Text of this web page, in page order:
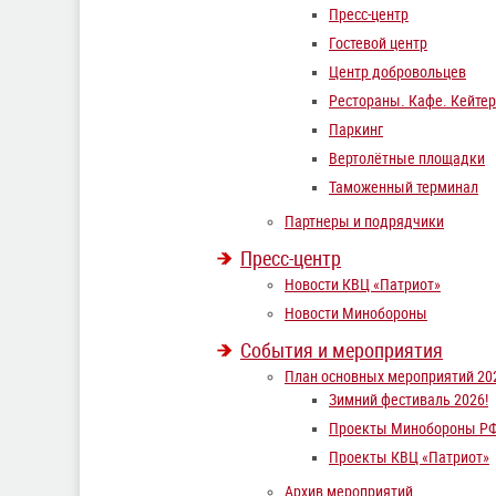
Пресс-центр
Гостевой центр
Центр добровольцев
Рестораны. Кафе.
Паркинг
Вертолётные площадки
Таможенный терминал
Партнеры и подрядчики
Пресс-центр
Новости КВЦ «Патриот»
Новости Минобороны
События и мероприятия
План основных мероприятий
Зимний фестиваль 2026!
Проекты Минобороны
Проекты КВЦ «Патриот»
Архив мероприятий